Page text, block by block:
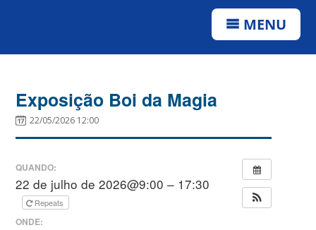
MENU
Exposição Boi da Magia
22/05/2026 12:00
QUANDO:
22 de julho de 2026@9:00 – 17:30
Repeats
ONDE: